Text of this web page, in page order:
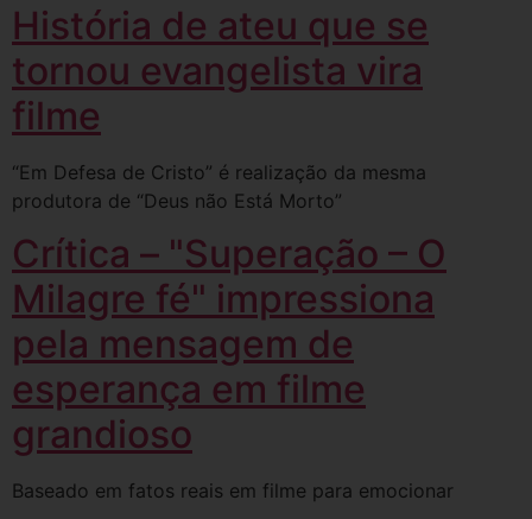
História de ateu que se
tornou evangelista vira
filme
“Em Defesa de Cristo” é realização da mesma
produtora de “Deus não Está Morto”
Crítica – "Superação – O
Milagre fé" impressiona
pela mensagem de
esperança em filme
grandioso
Baseado em fatos reais em filme para emocionar